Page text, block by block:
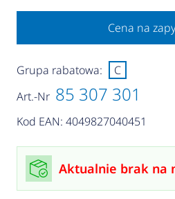
Cena na
Art.-Nr 85 307 301
Kod EAN: 4049827040451
Grupa rabatowa: C
Aktualnie brak na